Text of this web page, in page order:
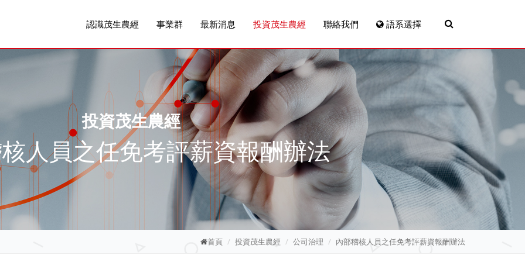
認識茂生農經 事業群 最新消息 投資茂生農經 聯絡我們 語系選擇
投資茂生農經
人員之任免考評薪資報酬辦法
首頁 投資茂生農經 公司治理 內部稽核人員之任免考評薪資報酬辦法